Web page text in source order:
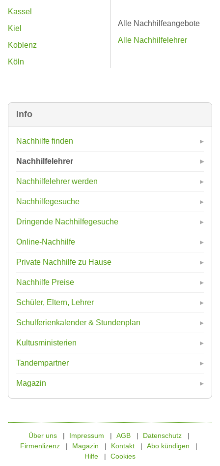
Info
Nachhilfe finden
Nachhilfelehrer
Nachhilfelehrer werden
Nachhilfegesuche
Dringende Nachhilfegesuche
Online-Nachhilfe
Private Nachhilfe zu Hause
Nachhilfe Preise
Schüler, Eltern, Lehrer
Schulferienkalender & Stundenplan
Kultusministerien
Tandempartner
Magazin
Kassel
Kiel
Koblenz
Köln
Alle Nachhilfeangebote
Alle Nachhilfelehrer
Über uns Impressum AGB
Datenschutz
Firmenlizenz
Magazin Kontakt
Abo kündigen
Hilfe
Cookies